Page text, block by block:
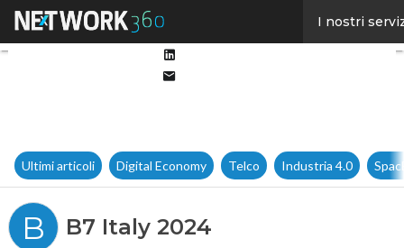
I nostri
Ultimi articoli Digital Economy Telco Industria 4.0
B B7 Italy 2024